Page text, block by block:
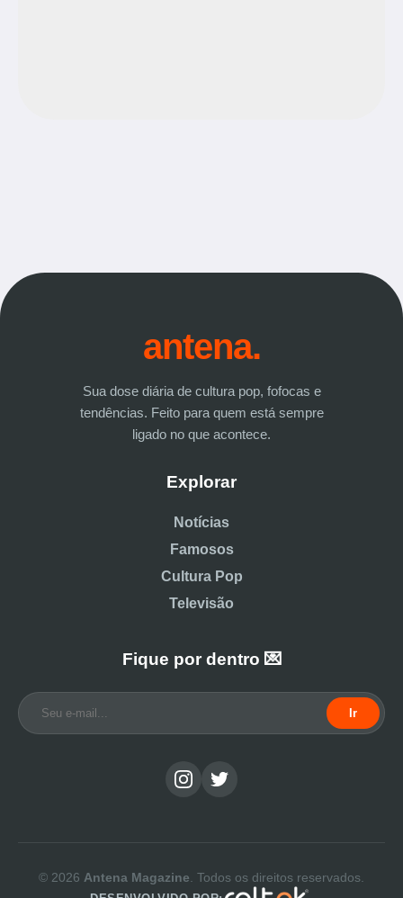
antena.
Sua dose diária de cultura pop, fofocas e
tendências. Feito para quem está sempre
ligado no que acontece.
Explorar
Notícias
Famosos
Cultura Pop
Televisão
Fique por dentro 💌
Ir
© 2026 Antena Magazine . Todos os direitos reservados.